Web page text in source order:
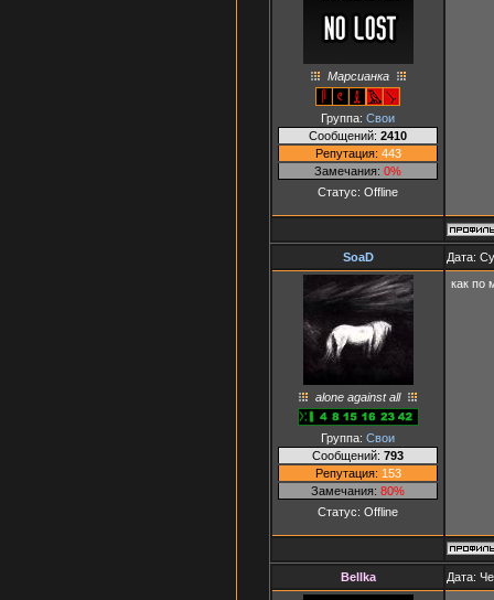
Марсианка
Группа: Свои
Сообщений: 2410
Репутация: 443
Замечания: 0%
Статус: Offline
SoaD Дата:
alone against all
Группа: Свои
Сообщений: 793
Репутация: 153
Замечания: 80%
Статус: Offline
как по
Bellka Дата: